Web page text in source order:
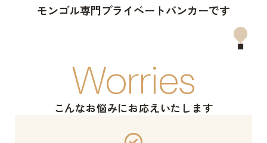
モンゴル専門プライベートバンカーです
Worries
こんなお悩みにお応えいたします